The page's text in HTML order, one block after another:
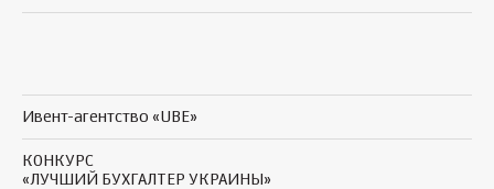
Ивент-агентство «UBE»
КОНКУРС
«ЛУЧШИЙ БУХГАЛТЕР УКРАИНЫ»